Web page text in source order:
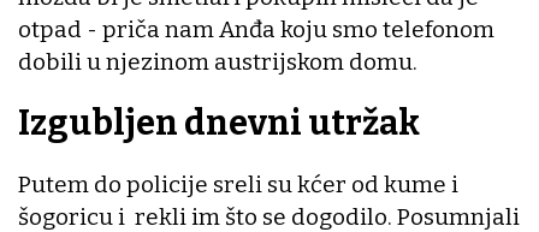
otpad - priča nam Anđa koju smo telefonom
dobili u njezinom austrijskom domu.
Izgubljen dnevni utržak
Putem do policije sreli su kćer od kume i
šogoricu i rekli im što se dogodilo. Posumnjali